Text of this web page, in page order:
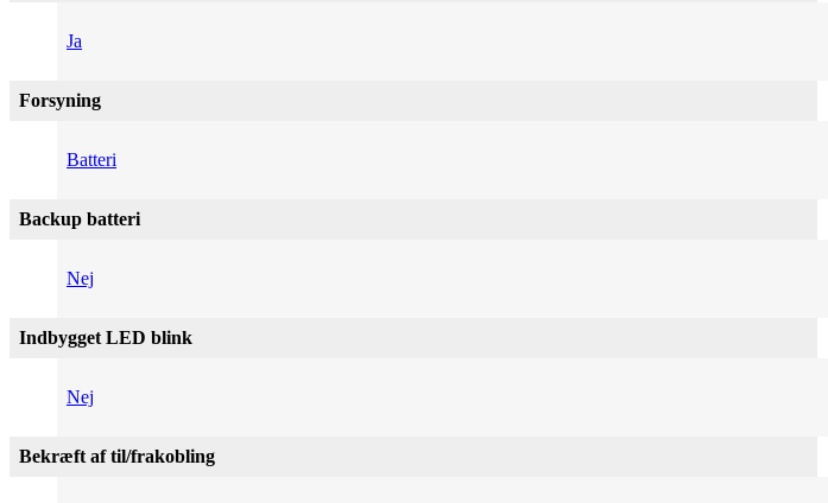
Ja
Forsyning
Batteri
Backup batteri
Nej
Indbygget LED blink
Nej
Bekræft af til/frakobling